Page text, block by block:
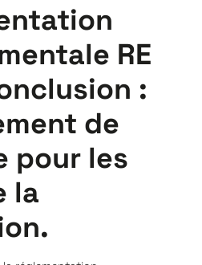
RE
:
de
pour les
la